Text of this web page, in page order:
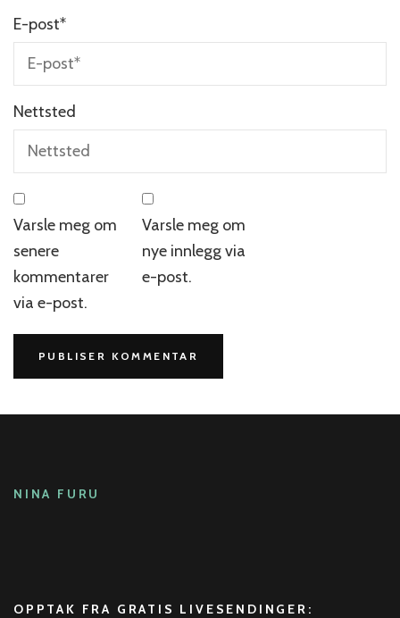
E-post*
Nettsted
Varsle meg om
senere
kommentarer
via e-post.
Varsle meg om
nye innlegg via
e-post.
NINA FURU
OPPTAK FRA GRATIS LIVESENDINGER: